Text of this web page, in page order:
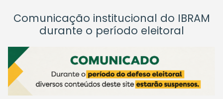
Comunicação institucional do IBRAM
durante o período eleitoral